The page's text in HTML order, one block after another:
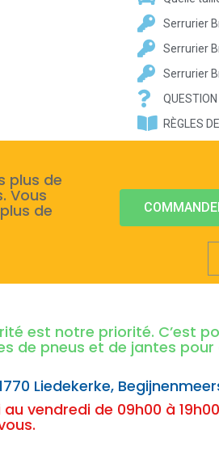
Serrurier
Serrurier
Serrurier
RÈGLES
plus de
Vous
de
est notre priorité. C’est
de pneus et de jantes
Liedekerke,
vendredi de 09h00 à